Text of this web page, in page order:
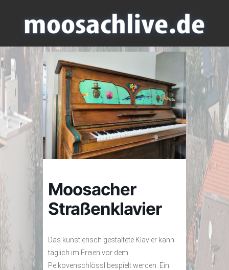
Moosacher
Straßenklavier
Das künstlerisch gestaltete Klavier kann
täglich im Freien vor dem
Pelkovenschlössl bespielt werden. Ein